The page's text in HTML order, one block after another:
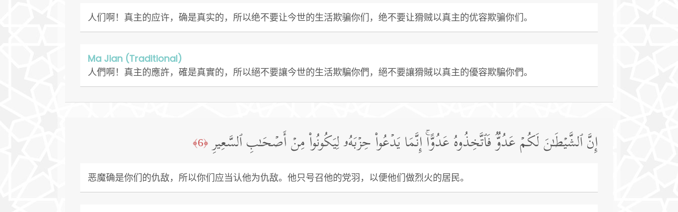
人们啊！真主的应许，确是真实的，所以绝不要让今世的生活欺骗你们，绝不要让猾贼以真主的优容欺骗你们。
Ma Jian (Traditional)
人們啊！真主的應許，確是真實的，所以絕不要讓今世的生活欺騙你們，絕不要讓猾賊以真主的優容欺騙你們。
إِنَّ ٱلشَّیۡطَـٰنَ لَكُمۡ عَدُوࣱّ فَٱتَّخِذُوهُ عَدُوًّاۚ إِنَّمَا یَدۡعُوا۟ حِزۡبَهُۥ لِیَكُونُوا۟ مِنۡ أَصۡحَـٰبِ ٱلسَّعِیرِ ﴿6﴾
恶魔确是你们的仇敌，所以你们应当认他为仇敌。他只号召他的党羽，以便他们做烈火的居民。